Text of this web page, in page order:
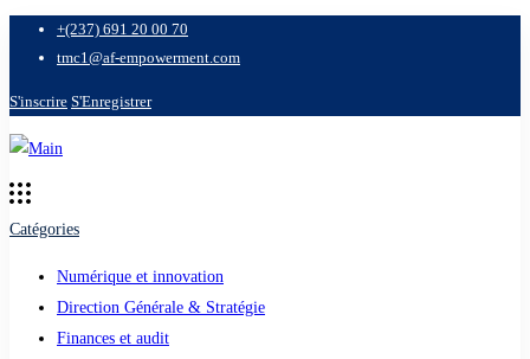
+(237) 691 20 00 70
tmc1@af-empowerment.com
S'inscrire S'Enregistrer
Catégories
Numérique et innovation
Direction Générale & Stratégie
Finances et audit